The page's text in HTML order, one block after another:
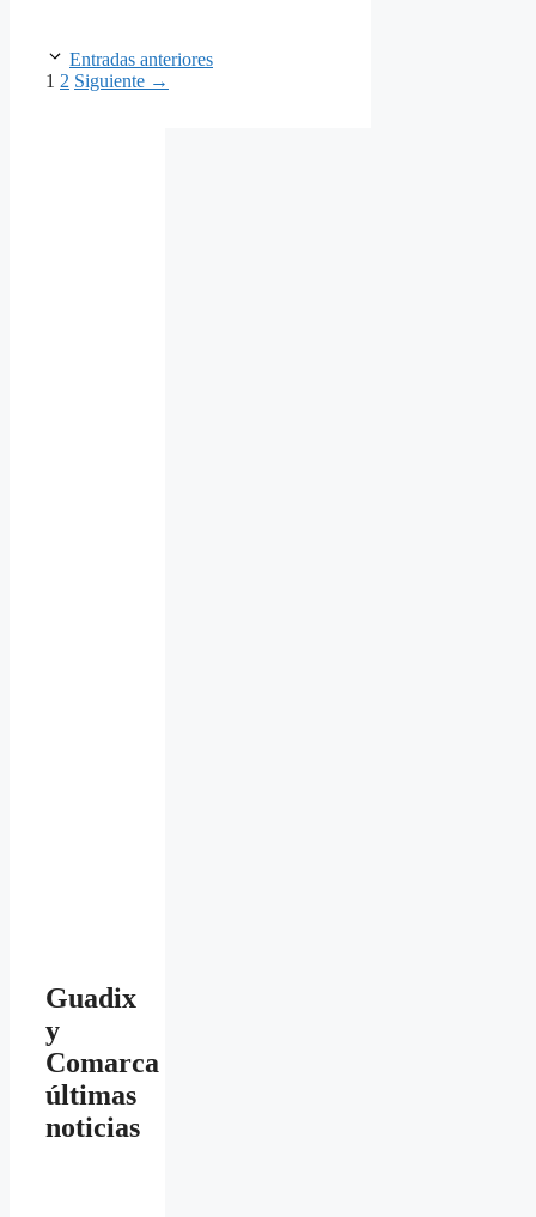
Entradas anteriores
Página
1 Página
2 Siguiente →
Guadix
y
Comarca
últimas
noticias